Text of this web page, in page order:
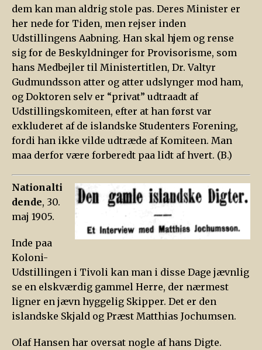
dem kan man aldrig stole pas. Deres Minister er
her nede for Tiden, men rejser inden
Udstillingens Aabning. Han skal hjem og rense
sig for de Beskyldninger for Provisorisme, som
hans Medbejler til Ministertitlen, Dr. Valtyr
Gudmundsson atter og atter udslynger mod ham,
og Doktoren selv er “privat” udtraadt af
Udstillingskomiteen, efter at han først var
exkluderet af de islandske Studenters Forening,
fordi han ikke vilde udtræde af Komiteen. Man
maa derfor være forberedt paa lidt af hvert. (B.)
Nationalti
dende, 30.
maj 1905.
Inde paa
Koloni-
Udstillingen i Tivoli kan man i disse Dage jævnlig
se en elskværdig gammel Herre, der nærmest
ligner en jævn hyggelig Skipper. Det er den
islandske Skjald og Præst Matthias Jochumsen.
Olaf Hansen har oversat nogle af hans Digte.